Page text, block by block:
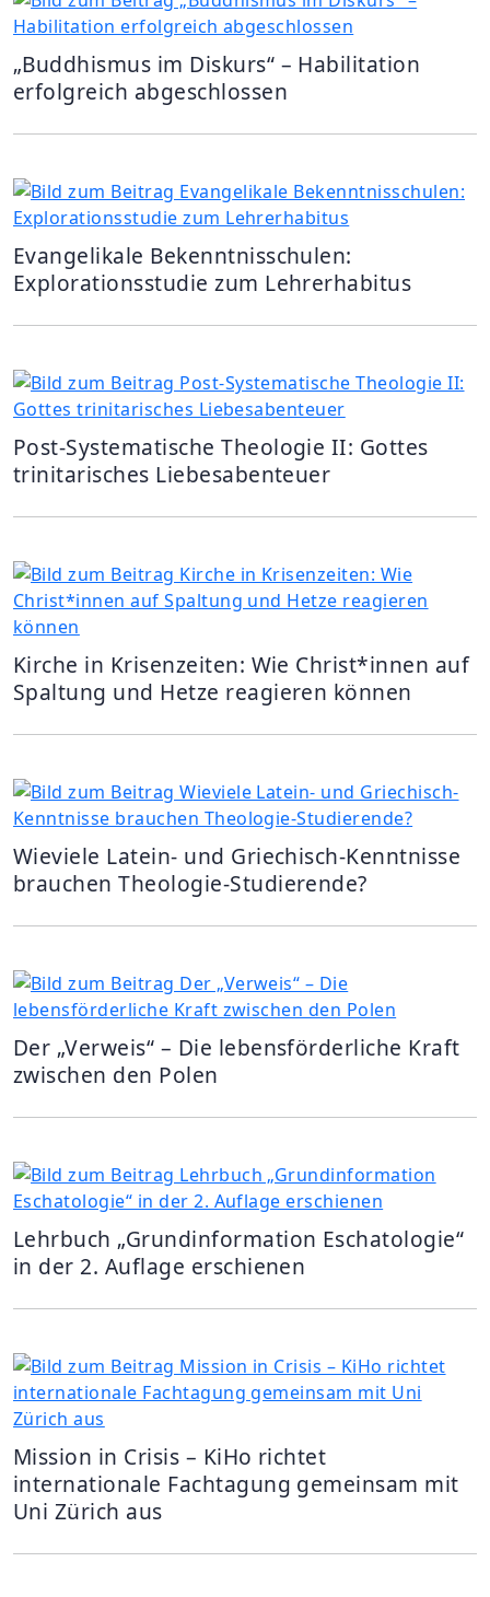
„Buddhismus im Diskurs“ – Habilitation
erfolgreich abgeschlossen
Evangelikale Bekenntnisschulen:
Explorationsstudie zum Lehrerhabitus
Post-Systematische Theologie II: Gottes
trinitarisches Liebesabenteuer
Kirche in Krisenzeiten: Wie Christ*innen auf
Spaltung und Hetze reagieren können
Wieviele Latein- und Griechisch-Kenntnisse
brauchen Theologie-Studierende?
Der „Verweis“ – Die lebensförderliche Kraft
zwischen den Polen
Lehrbuch „Grundinformation Eschatologie“
in der 2. Auflage erschienen
Mission in Crisis – KiHo richtet
internationale Fachtagung gemeinsam mit
Uni Zürich aus